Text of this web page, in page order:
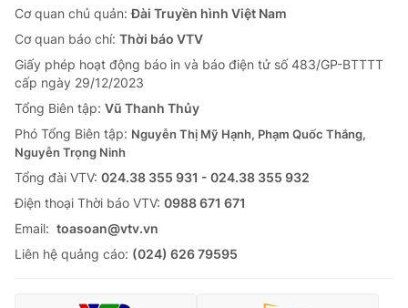
Cơ quan chủ quản:Đài Truyền hình Việt Nam
Cơ quan báo chí: Thời báo VTV
Giấy phép hoạt động báo in và báo điện tử số 483/GP-BTTTT
cấp ngày 29/12/2023
Tổng Biên tập: Vũ Thanh Thủy
Phó Tổng Biên tập: Nguyễn Thị Mỹ Hạnh, Phạm Quốc Thắng,
Nguyễn Trọng Ninh
Tổng đài VTV: 024.38 355 931 - 024.38 355 932
Ðiện thoại Thời báo VTV: 0988 671 671
Email: toasoan@vtv.vn
Liên hệ quảng cáo: (024) 626 79595